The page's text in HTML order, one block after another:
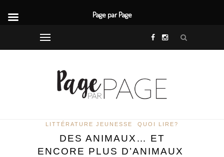
LITTÉRATURE JEUNESSE QUOI LIRE?
DES ANIMAUX… ET
ENCORE PLUS D’ANIMAUX
Page par Page